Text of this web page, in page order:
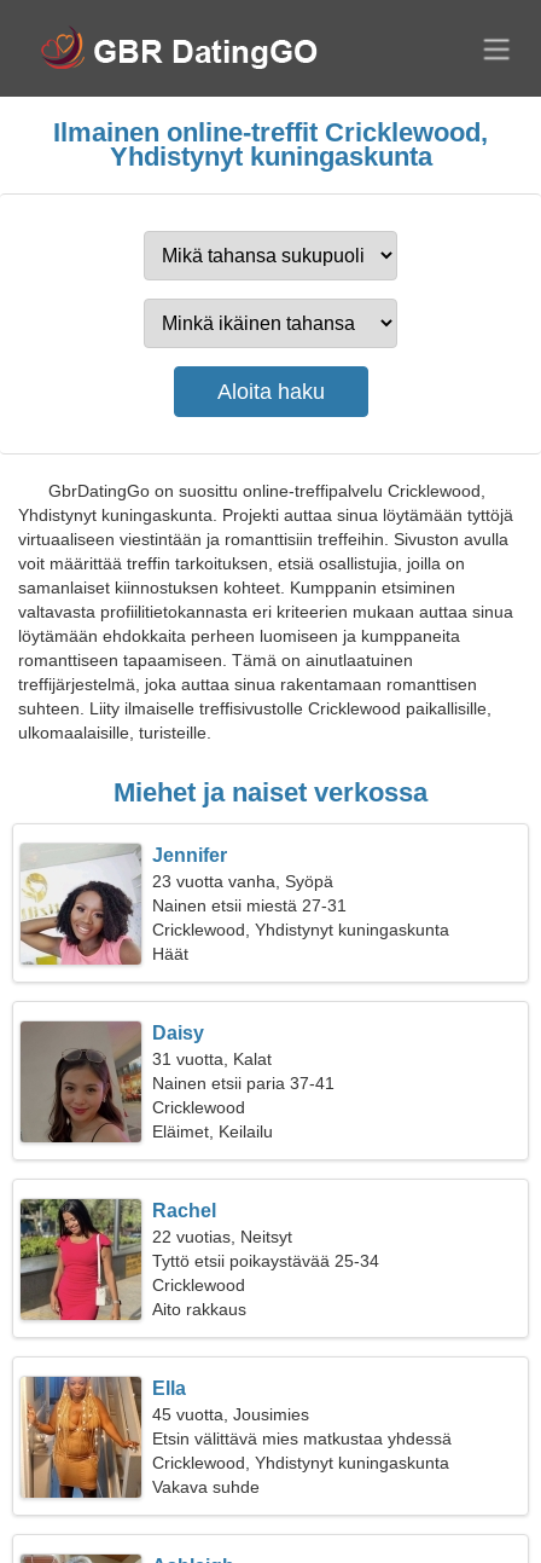
Ilmainen online-treffit Cricklewood,
Yhdistynyt kuningaskunta
GbrDatingGo on suosittu online-treffipalvelu Cricklewood,
Yhdistynyt kuningaskunta. Projekti auttaa sinua löytämään tyttöjä
virtuaaliseen viestintään ja romanttisiin treffeihin. Sivuston avulla
voit määrittää treffin tarkoituksen, etsiä osallistujia, joilla on
samanlaiset kiinnostuksen kohteet. Kumppanin etsiminen
valtavasta profiilitietokannasta eri kriteerien mukaan auttaa sinua
löytämään ehdokkaita perheen luomiseen ja kumppaneita
romanttiseen tapaamiseen. Tämä on ainutlaatuinen
treffijärjestelmä, joka auttaa sinua rakentamaan romanttisen
suhteen. Liity ilmaiselle treffisivustolle Cricklewood paikallisille,
ulkomaalaisille, turisteille.
Miehet ja naiset verkossa
Jennifer
23 vuotta vanha, Syöpä
Nainen etsii miestä 27-31
Cricklewood, Yhdistynyt kuningaskunta
Häät
Daisy
31 vuotta, Kalat
Nainen etsii paria 37-41
Cricklewood
Eläimet, Keilailu
Rachel
22 vuotias, Neitsyt
Tyttö etsii poikaystävää 25-34
Cricklewood
Aito rakkaus
Ella
45 vuotta, Jousimies
Etsin välittävä mies matkustaa yhdessä
Cricklewood, Yhdistynyt kuningaskunta
Vakava suhde